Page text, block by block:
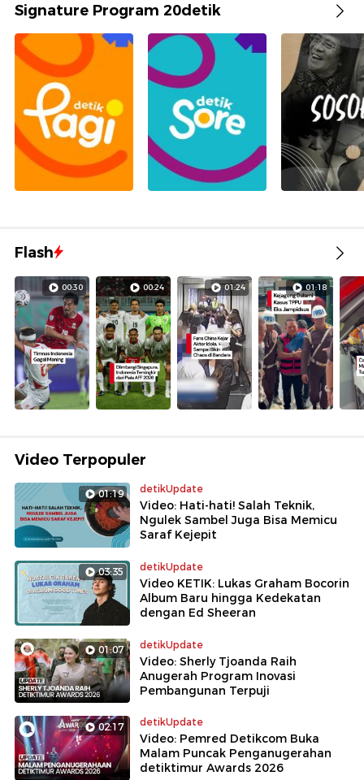
Signature Program 20detik
Flash
00:30 00:24 01:24 01:18
Video Terpopuler
01:19 detikUpdate
Video: Hati-hati! Salah Teknik,
Ngulek Sambel Juga Bisa Memicu
Saraf Kejepit
03:35 detikUpdate
Video KETIK: Lukas Graham Bocorin
Album Baru hingga Kedekatan
dengan Ed Sheeran
01:07 detikUpdate
Video: Sherly Tjoanda Raih
Anugerah Program Inovasi
Pembangunan Terpuji
02:17 detikUpdate
Video: Pemred Detikcom Buka
Malam Puncak Penganugerahan
detiktimur Awards 2026